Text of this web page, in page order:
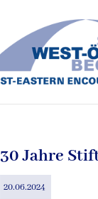
30 Jahre
20.06.2024